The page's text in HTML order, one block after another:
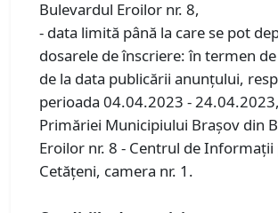
Bulevardul Eroilor nr. 8,
- data limită până la care se pot
dosarele de înscriere: în termen
de la data publicării anunţului,
perioada 04.04.2023 -
Primăriei Municipiului Braşov din
Eroilor nr. 8 - Centrul de
Cetăţeni, camera nr. 1.